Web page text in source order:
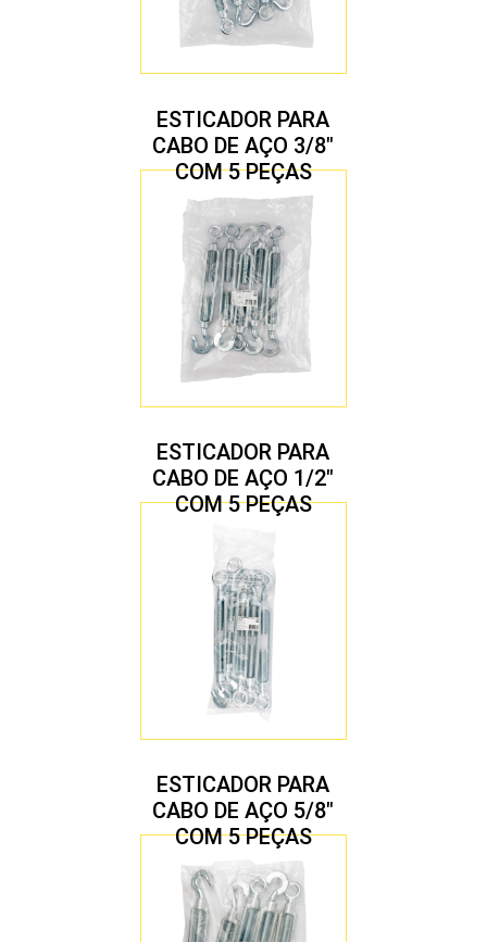
ESTICADOR PARA
CABO DE AÇO 3/8″
COM 5 PEÇAS
ESTICADOR PARA
CABO DE AÇO 1/2″
COM 5 PEÇAS
ESTICADOR PARA
CABO DE AÇO 5/8″
COM 5 PEÇAS